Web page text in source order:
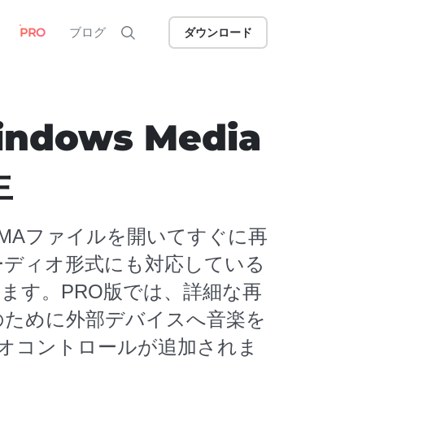
PRO ブログ ダウンロード
Media
ファイルを開いてすぐに再
ィオ形式にも対応している
す。PRO版では、詳細な再
めに外部デバイスへ音楽を
コントロールが追加されま